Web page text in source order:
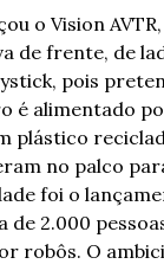
o Vision
de frente, de
pois
é alimentado
plástico
no palco
foi o
de 2.000
robôs. O